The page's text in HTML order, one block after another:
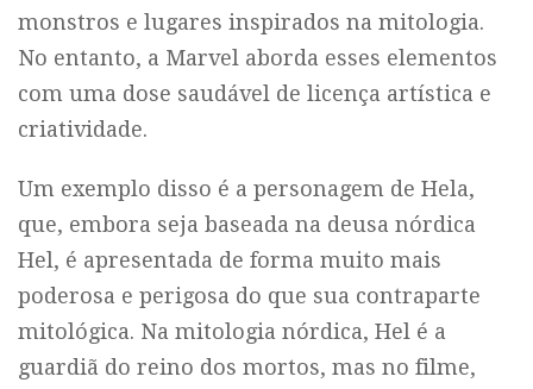
monstros e lugares inspirados na mitologia.
No entanto, a Marvel aborda esses elementos
com uma dose saudável de licença artística e
criatividade.
Um exemplo disso é a personagem de Hela,
que, embora seja baseada na deusa nórdica
Hel, é apresentada de forma muito mais
poderosa e perigosa do que sua contraparte
mitológica. Na mitologia nórdica, Hel é a
guardiã do reino dos mortos, mas no filme,